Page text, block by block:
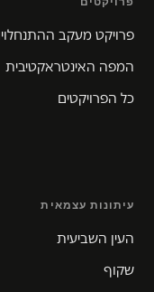
פרויקט מעקב
המפה האינטראקטיבית
כל הפרויקטים
עיתונות עצמאית
העין השביעית
שקוף